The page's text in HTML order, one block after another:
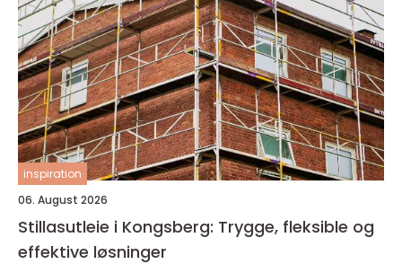
inspiration
06. August 2026
Stillasutleie i Kongsberg: Trygge, fleksible og
effektive løsninger